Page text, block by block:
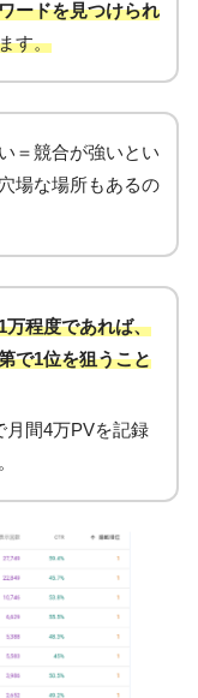
ードを見つけられ
す。
＝競合が強いとい
場な場所もあるの
万程度であれば、
で1位を狙うこと
月間4万PVを記録